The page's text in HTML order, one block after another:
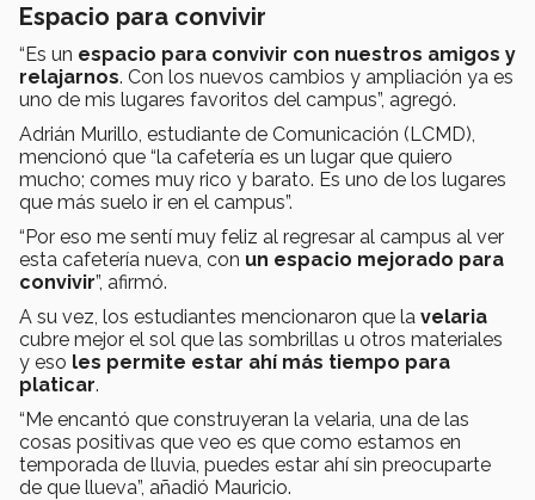
Espacio para convivir
“Es un espacio para convivir con nuestros amigos y
relajarnos. Con los nuevos cambios y ampliación ya es
uno de mis lugares favoritos del campus”, agregó.
Adrián Murillo, estudiante de Comunicación (LCMD),
mencionó que “la cafetería es un lugar que quiero
mucho; comes muy rico y barato. Es uno de los lugares
que más suelo ir en el campus”.
“Por eso me sentí muy feliz al regresar al campus al ver
esta cafetería nueva, con un espacio mejorado para
convivir”, afirmó.
A su vez, los estudiantes mencionaron que la velaria
cubre mejor el sol que las sombrillas u otros materiales
y eso les permite estar ahí más tiempo para
platicar.
“Me encantó que construyeran la velaria, una de las
cosas positivas que veo es que como estamos en
temporada de lluvia, puedes estar ahí sin preocuparte
de que llueva”, añadió Mauricio.